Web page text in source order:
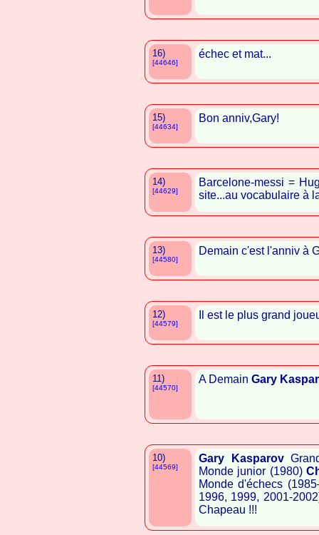
16)
[44646]
échec et mat...
15)
[44634]
Bon anniv,Gary!
14)
[44629]
Barcelone-messi =
site...au vocabulaire à
13)
[44580]
Demain c'est l'anniv à
12)
[44579]
Il est le plus grand
11)
[44570]
A Demain Gary
10)
[44569]
Gary Kasparov
Monde junior (1980)
Monde d'échecs
1996, 1999, 2001-
Chapeau !!!